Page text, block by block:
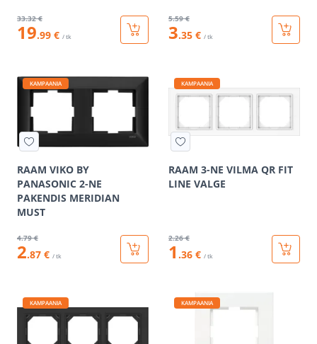
33.32 €
19.99 € / tk
5.59 €
3.35 € / tk
KAMPAANIA
RAAM VIKO BY
PANASONIC 2-NE
PAKENDIS MERIDIAN
MUST
4.79 €
2.87 € / tk
KAMPAANIA
RAAM 3-NE VILMA QR FIT
LINE VALGE
2.26 €
1 .36 € / tk
KAMPAANIA KAMPAANIA